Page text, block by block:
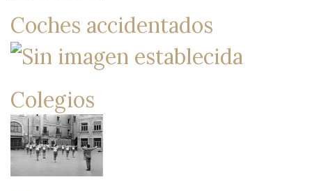
Coches accidentados
Colegios